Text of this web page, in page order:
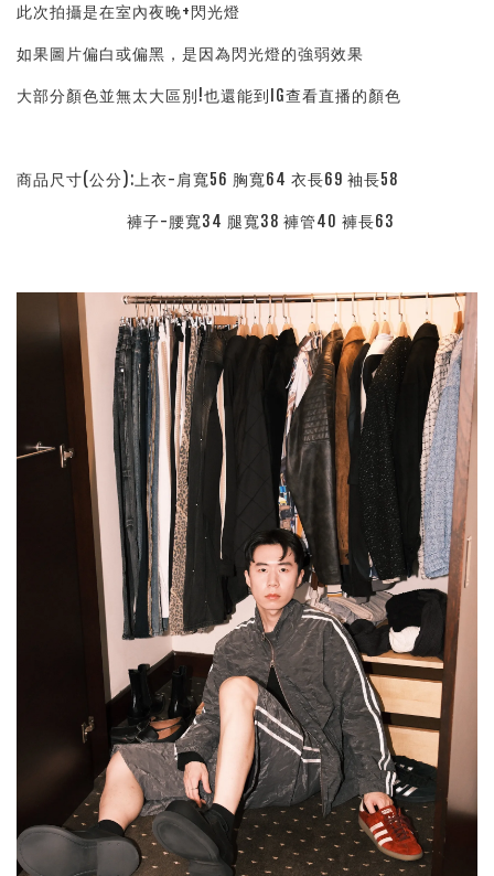
此次拍攝是在室內夜晚+閃光燈
如果圖片偏白或偏黑，是因為閃光燈的強弱效果
大部分顏色並無太大區別!也還能到IG查看直播的顏色
商品尺寸(公分):上衣-肩寬56 胸寬64 衣長69 袖長58
褲子-腰寬34 腿寬38 褲管40 褲長63